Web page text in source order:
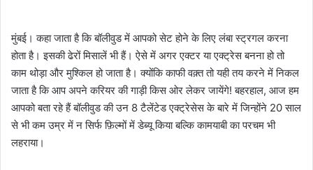
मुंबई। कहा जाता है कि बॉलीवुड में आपको सेट होने के लिए लंबा स्ट्रगल करना
होता है। इसकी ढेरों मिसालें भी हैं। ऐसे में अगर एक्टर या एक्ट्रेस बनना हो तो
काम थोड़ा और मुश्किल हो जाता है। क्योंकि काफी वक़्त तो यही तय करने में निकल
जाता है कि आप अपने करियर की गाड़ी किस ओर लेकर जायेंगे! बहरहाल, आज हम
आपको बता रहे हैं बॉलीवुड की उन 8 टैलेंटेड एक्ट्रेसेस के बारे में जिन्होंने 20 साल
से भी कम उम्र में न सिर्फ फ़िल्मों में डेब्यू किया बल्कि कामयाबी का परचम भी
लहराया।